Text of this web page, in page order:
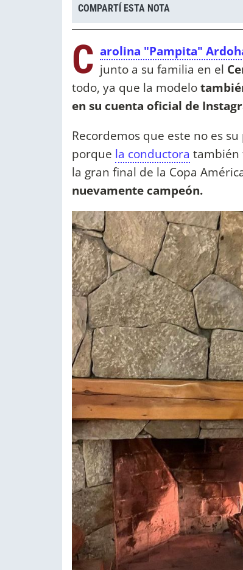
COMPARTÍ ESTA NOTA
C arolina "Pampita"
junto a su familia en el
todo, ya que la modelo
en su cuenta oficial de
Recordemos que este no es
porque la conductora también
la gran final de la Copa
nuevamente campeón.